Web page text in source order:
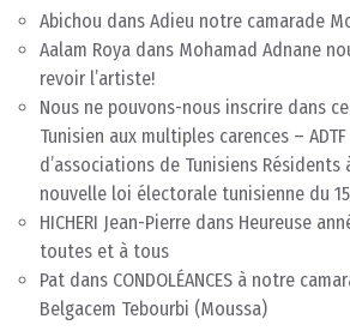
Abichou dans Adieu notre camarade
Aalam Roya dans Mohamad Adnane
revoir l’artiste!
Nous ne pouvons-nous inscrire dans
Tunisien aux multiples carences – ADTF
d’associations de Tunisiens Résidents
nouvelle loi électorale tunisienne du
HICHERI Jean-Pierre dans Heureuse
toutes et à tous
Pat dans CONDOLÉANCES à notre
Belgacem Tebourbi (Moussa)